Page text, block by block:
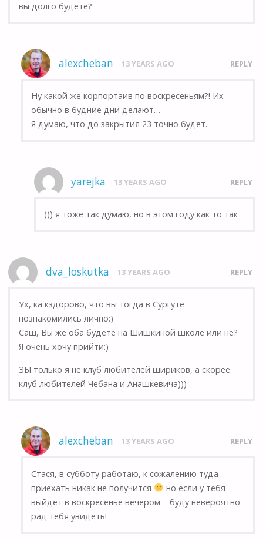
вы долго будете?
alexcheban 13 YEARS AGO REPLY
Ну какой же корпортаив по воскресеньям?! Их
обычно в будние дни делают…
Я думаю, что до закрытия 23 точно будет.
yarejka 13 YEARS AGO REPLY
))) я тоже так думаю, но в этом году как то так
dva_loskutka 13 YEARS AGO REPLY
Ух, ка кздорово, что вы тогда в Сургуте
познакомились лично:)
Саш, Вы же оба будете на Шишкиной школе или не?
Я очень хочу прийти:)
ЗЫ только я не клуб любителей шириков, а скорее
клуб любителей Чебана и Анашкевича)))
alexcheban 13 YEARS AGO REPLY
Стася, в субботу работаю, к сожалению туда
приехать никак не получится
но если у тебя
выйдет в воскресенье вечером – буду невероятно
рад тебя увидеть!